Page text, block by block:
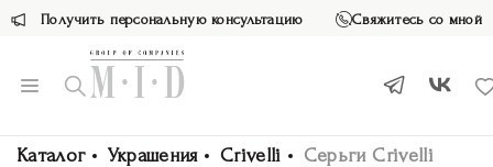
Получить персональную консультацию Свяжитесь со мной
Каталог Украшения Crivelli Серьги Crivelli